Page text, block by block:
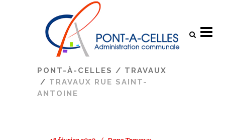
PONT-À-CELLES / TRAVAUX
/ TRAVAUX RUE SAINT-
ANTOINE